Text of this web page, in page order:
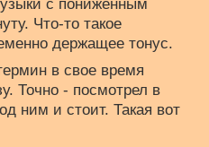
с пониженным
Что-то такое
держащее тонус.
в свое время
Точно - посмотрел в
ним и стоит. Такая вот